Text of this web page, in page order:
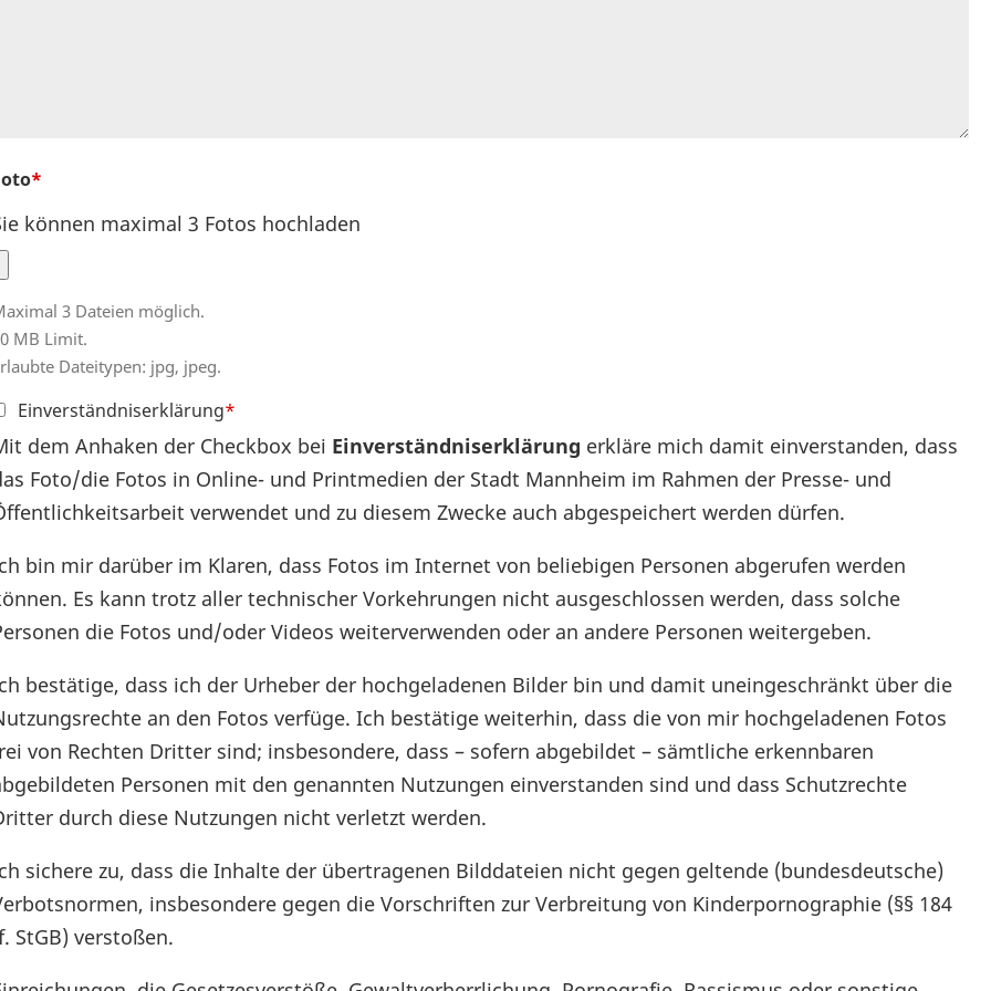
können maximal 3 Fotos hochladen
3 Dateien möglich.
MB Limit.
Dateitypen: jpg, jpeg.
Einverständniserklärung
dem Anhaken der Checkbox bei Einverständniserklärung erkläre mich damit einverstanden, dass
Foto/die Fotos in Online- und Printmedien der Stadt Mannheim im Rahmen der Presse- und
verwendet und zu diesem Zwecke auch abgespeichert werden dürfen.
bin mir darüber im Klaren, dass Fotos im Internet von beliebigen Personen abgerufen werden
Es kann trotz aller technischer Vorkehrungen nicht ausgeschlossen werden, dass solche
die Fotos und/oder Videos weiterverwenden oder an andere Personen weitergeben.
bestätige, dass ich der Urheber der hochgeladenen Bilder bin und damit uneingeschränkt über die
an den Fotos verfüge. Ich bestätige weiterhin, dass die von mir hochgeladenen Fotos
von Rechten Dritter sind; insbesondere, dass – sofern abgebildet – sämtliche erkennbaren
Personen mit den genannten Nutzungen einverstanden sind und dass Schutzrechte
durch diese Nutzungen nicht verletzt werden.
sichere zu, dass die Inhalte der übertragenen Bilddateien nicht gegen geltende (bundesdeutsche)
insbesondere gegen die Vorschriften zur Verbreitung von Kinderpornographie (§§ 184
StGB) verstoßen.